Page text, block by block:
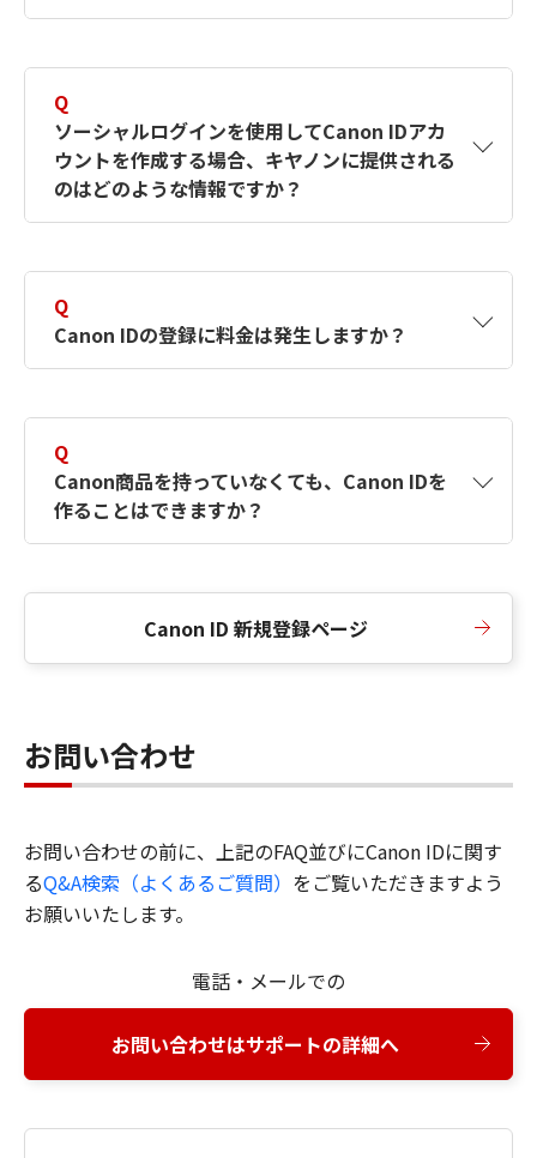
す。詳しい作成方法は【カメラ】Canon IDとは
何ですか？Canon IDの作成方法は？をご確認く
ださい。
Q
ソーシャルログインを使用してCanon IDアカ
ウントを作成する場合、キヤノンに提供される
のはどのような情報ですか？
択したサービスから取得します。アカウントを
簡単に作成できるように、この情報を使用して
Canon IDの登録フォームを入力します。
Q
Canon IDの登録に料金は発生しますか？
Q
Canon商品を持っていなくても、Canon IDを
作ることはできますか？
Canon ID 新規登録ページ
お問い合わせ
お問い合わせの前に、上記のFAQ並びにCanon IDに関す
るQ&A検索（よくあるご質問） をご覧いただきますよう
お願いいたします。
電話・メールでの
お問い合わせはサポートの詳細へ